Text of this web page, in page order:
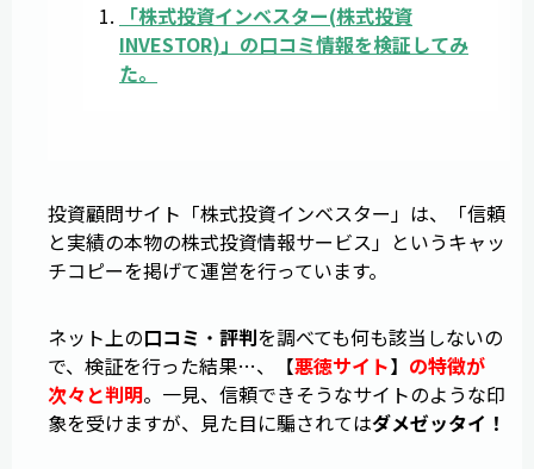
「株式投資インベスター(株式投資
INVESTOR)」の口コミ情報を検証してみ
た。
投資顧問サイト「株式投資インベスター」は、「信頼
と実績の本物の株式投資情報サービス」というキャッ
チコピーを掲げて運営を行っています。
ネット上の口コミ ・ 評判を調べても何も該当しないの
で、検証を行った結果…、【悪徳サイト】 の特徴が
次々と判明。一見、信頼できそうなサイトのような印
象を受けますが、見た目に騙されてはダメゼッタイ！